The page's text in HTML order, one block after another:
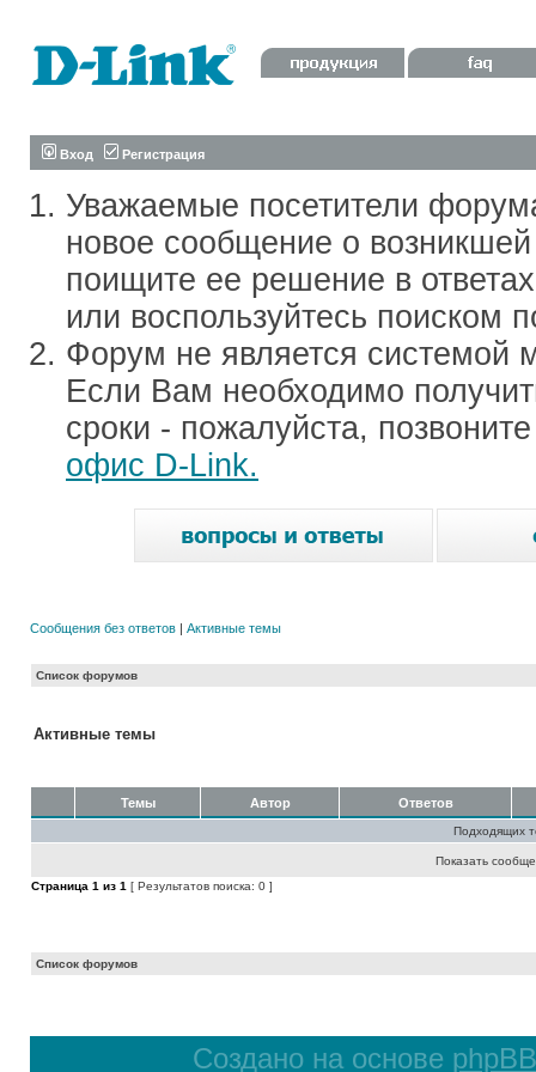
Вход Регистрация
Уважаемые посетители
новое сообщение о
поищите ее решение в
или воспользуйтесь поиском
Форум не является системой
Если Вам необходимо
сроки - пожалуйста,
офис D-Link.
Сообщения без ответов | Активные темы
Список форумов
Активные темы
Темы Автор Ответов
Подходящих
Показать
Страница 1 из 1 [ Результатов поиска: 0 ]
Список форумов
Создано на основе phpBB